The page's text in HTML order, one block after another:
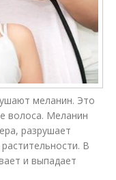
меланин. Это
волоса. Меланин
разрушает
В
и выпадает